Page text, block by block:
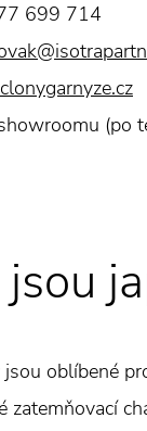
699 714
(po
oblíbené
zatemňovací